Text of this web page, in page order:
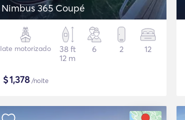
Nimbus 365 Coupé
Iate motorizado
38 ft
12 m
6 2 12
$1,378/noite